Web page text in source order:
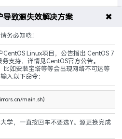
等
小时
IP
立即购买
致源失效解决方案 ✖
务必知晓！
CentOS Linux项目，公告指出 CentOS 7
支持，详情见CentOS官方公告。
比如安装宝塔等等会出现网络不可达等
入以下命令：
main.sh)
学，一直按回车不要选Y。源更换完成